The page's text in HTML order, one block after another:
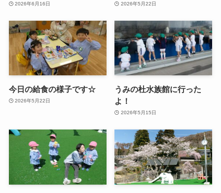
2026年6月16日 2026年5月22日
今日の給食の様子です☆
2026年5月22日
うみの杜水族館に行った
よ！
2026年5月15日